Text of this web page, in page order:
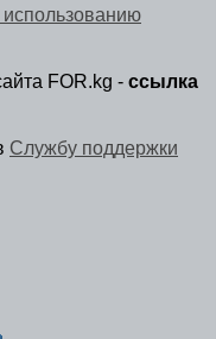
FOR.kg - ссылка
Службу поддержки